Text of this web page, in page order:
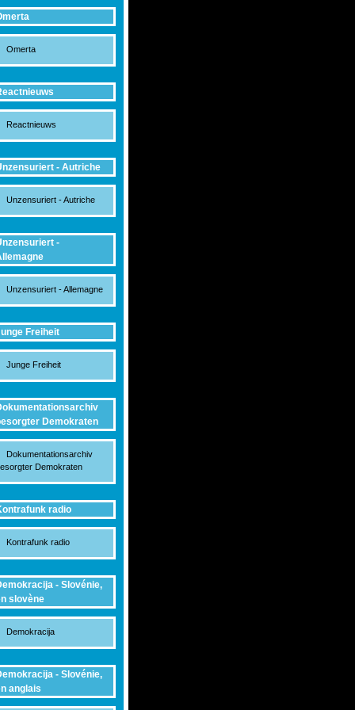
Omerta
Reactnieuws
- Autriche
Unzensuriert - Autriche
-
Unzensuriert - Allemagne
Freiheit
Junge Freiheit
Demokraten
Dokumentationsarchiv
Demokraten
radio
Kontrafunk radio
- Slovénie,
slovène
Demokracija
- Slovénie,
anglais